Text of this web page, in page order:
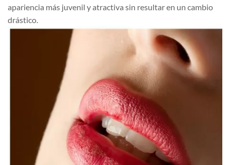
apariencia más juvenil y atractiva sin resultar en un cambio
drástico.